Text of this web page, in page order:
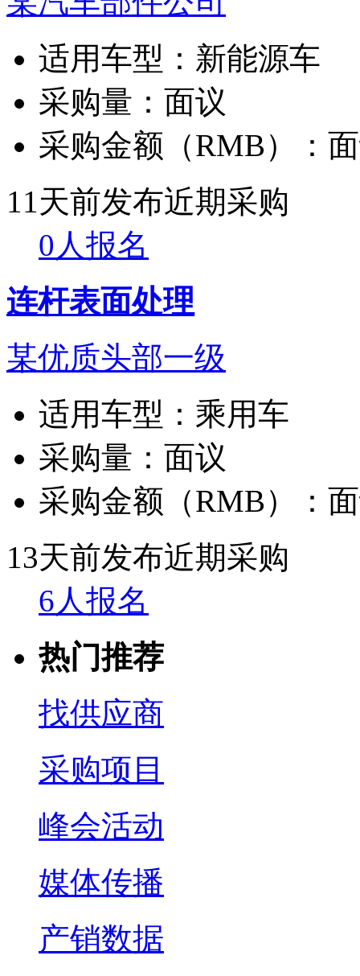
适用车型： 新能源车
采购量： 面议
采购金额（RMB）：
11天前发布近期采购
0人报名
连杆表面处理
某优质头部一级
适用车型： 乘用车
采购量： 面议
采购金额（RMB）：
13天前发布近期采购
6人报名
热门推荐
找供应商
采购项目
峰会活动
媒体传播
产销数据